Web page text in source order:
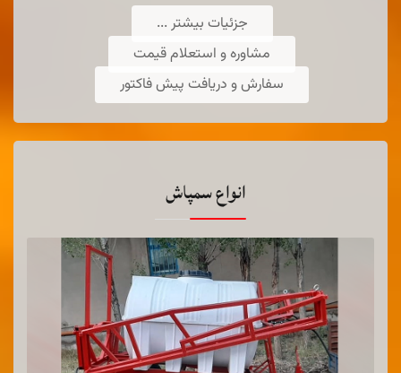
جزئیات بیشتر ...
مشاوره و استعلام قیمت
سفارش و دریافت پیش فاکتور
انواع سمپاش